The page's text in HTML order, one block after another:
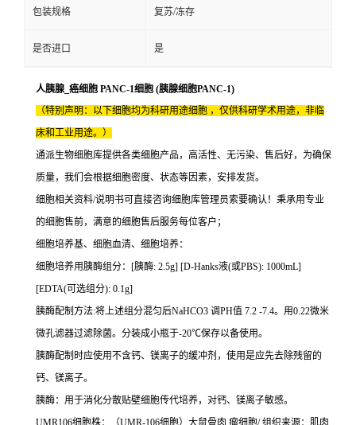
包装规格 复苏/冻存
是否进口 是
人胰腺_癌细胞 PANC-1细胞 (胰腺细胞PANC-1)
（特别声明：以下细胞均为科研用途细胞 ，仅供科研学术用途，非临
床和工业用途。）
通派生物细胞库提供各类细胞产品，高活性、无污染、售后好，为确保
质量，我们会根据细胞密度、状态等因素，安排发货。
细胞相关资料/说明书可直接咨询细胞库管理员索要确认！秉承用专业
的细胞售前，满意的细胞售后服务每位客户；
细胞培养基、细胞血清、细胞培养：
细胞培养用胰酶组分：[胰酶: 2.5g] [D-Hanks液(或PBS): 1000mL]
[EDTA(可选组分): 0.1g]
胰酶配制方法:将上述组分混匀后NaHCO3 调PH值 7.2 -7.4。用0.22微米
微孔滤器过滤除菌。分装成小瓶于-20℃保存以备使用。
胰酶配制时应使用不含钙、镁离子的缓冲剂，使用是应先去除残留的
钙、镁离子。
胰酶：用于消化分散贴壁细胞传代培养，对钙、镁离子敏感。
UMR106细胞株：（UMR-106细胞）大鼠骨肉 瘤细胞/ 组织来源：肌肉